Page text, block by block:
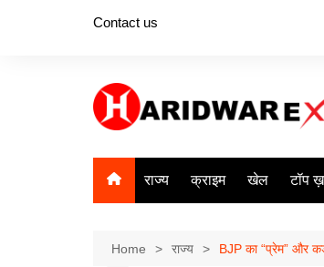
Contact us
राज्य क्राइम खेल टॉप
Home राज्य BJP का “प्रेम” और